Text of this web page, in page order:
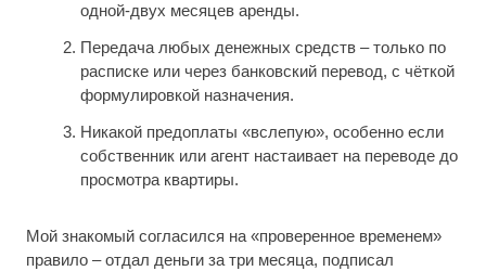
одной-двух месяцев аренды.
Передача любых денежных средств – только по
расписке или через банковский перевод, с чёткой
формулировкой назначения.
Никакой предоплаты «вслепую», особенно если
собственник или агент настаивает на переводе до
просмотра квартиры.
Мой знакомый согласился на «проверенное временем»
правило – отдал деньги за три месяца, подписал